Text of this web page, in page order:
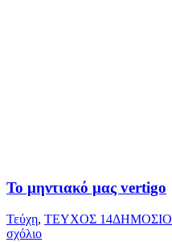
Το μηντιακό μας vertigo
Τεύχη, ΤΕΥΧΟΣ 14
σχόλιο